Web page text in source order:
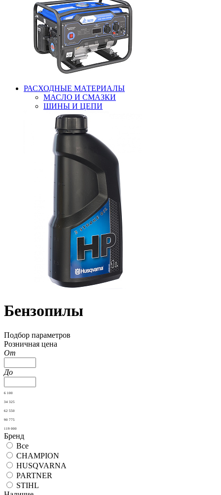
РАСХОДНЫЕ МАТЕРИАЛЫ
МАСЛО И СМАЗКИ
ШИНЫ И ЦЕПИ
Бензопилы
Подбор параметров
Розничная цена
От
До
6 100
34 325
62 550
90 775
119 000
Бренд
Все
CHAMPION
HUSQVARNA
PARTNER
STIHL